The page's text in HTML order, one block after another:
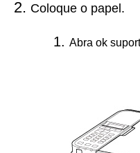
Coloque o papel.
Abra ok